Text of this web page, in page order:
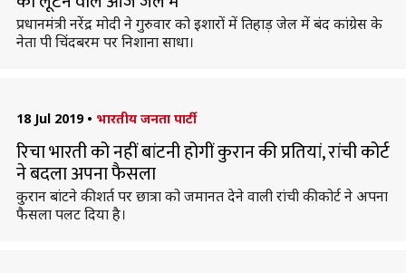
प्रधानमंत्री नरेंद्र मोदी ने गुरुवार को इशारों में तिहाड़ जेल में बंद कांग्रेस के
नेता पी चिंदबरम पर निशाना साधा।
18 Jul 2019 • भारतीय जनता पार्टी
रिचा भारती को नहीं बांटनी होगीं कुरान की प्रतियां, रांची कोर्ट
ने बदला अपना फैसला
कुरान बांटने की शर्त पर छात्रा को जमानत देने वाली रांची की कोर्ट ने अपना
फैसला पलट दिया है।